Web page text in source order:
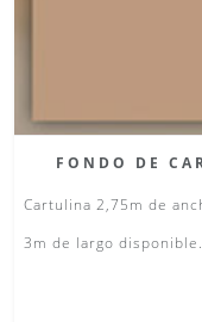
FONDO DE
Cartulina 2,75m de
3m de largo disponible.